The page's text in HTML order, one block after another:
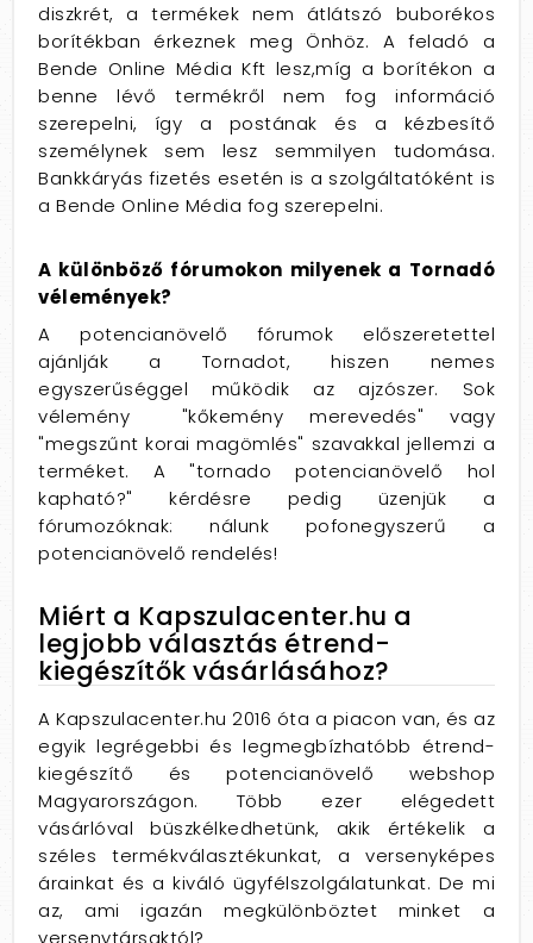
diszkrét, a termékek nem átlátszó buborékos
borítékban érkeznek meg Önhöz. A feladó a
Bende Online Média Kft lesz,míg a borítékon a
benne lévő termékről nem fog információ
szerepelni, így a postának és a kézbesítő
személynek sem lesz semmilyen tudomása.
Bankkáryás fizetés esetén is a szolgáltatóként is
a Bende Online Média fog szerepelni.
A különböző fórumokon milyenek a Tornadó
vélemények?
A potencianövelő fórumok előszeretettel
ajánlják a Tornadot, hiszen nemes
egyszerűséggel működik az ajzószer. Sok
vélemény "kőkemény merevedés" vagy
"megszűnt korai magömlés" szavakkal jellemzi a
terméket. A "tornado potencianövelő hol
kapható?" kérdésre pedig üzenjük a
fórumozóknak: nálunk pofonegyszerű a
potencianövelő rendelés!
Miért a Kapszulacenter.hu a
legjobb választás étrend-
kiegészítők vásárlásához?
A Kapszulacenter.hu 2016 óta a piacon van, és az
egyik legrégebbi és legmegbízhatóbb étrend-
kiegészítő és potencianövelő webshop
Magyarországon. Több ezer elégedett
vásárlóval büszkélkedhetünk, akik értékelik a
széles termékválasztékunkat, a versenyképes
árainkat és a kiváló ügyfélszolgálatunkat. De mi
az, ami igazán megkülönböztet minket a
versenytársaktól?